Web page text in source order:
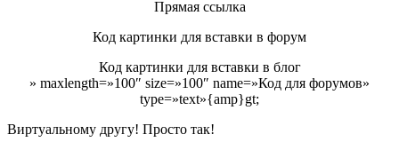
Прямая ссылка
Код картинки для вставки в форум
Код картинки для вставки в блог
» maxlength=»100″ size=»100″ name=»Код для форумов»
type=»text»{amp}gt;
Виртуальному другу! Просто так!